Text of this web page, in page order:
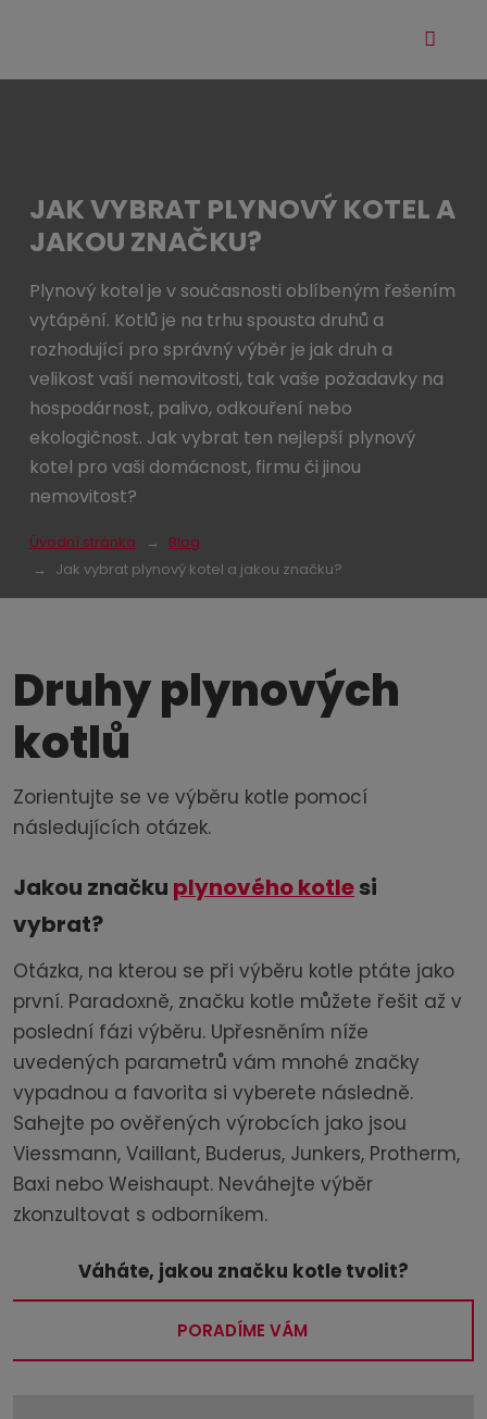
JAK VYBRAT PLYNOVÝ KOTEL A
JAKOU ZNAČKU?
Plynový kotel je v současnosti oblíbeným řešením
vytápění. Kotlů je na trhu spousta druhů a
rozhodující pro správný výběr je jak druh a
velikost vaší nemovitosti, tak vaše požadavky na
hospodárnost, palivo, odkouření nebo
ekologičnost. Jak vybrat ten nejlepší plynový
kotel pro vaši domácnost, firmu či jinou
nemovitost?
Úvodní stránka
Blog
Jak vybrat plynový kotel a jakou značku?
Druhy plynových
kotlů
Zorientujte se ve výběru kotle pomocí
následujících otázek.
Jakou značku plynového kotlesi
vybrat?
Otázka, na kterou se při výběru kotle ptáte jako
první. Paradoxně, značku kotle můžete řešit až v
poslední fázi výběru. Upřesněním níže
uvedených parametrů vám mnohé značky
vypadnou a favorita si vyberete následně.
Sahejte po ověřených výrobcích jako jsou
Viessmann, Vaillant, Buderus, Junkers, Protherm,
Baxi nebo Weishaupt. Neváhejte výběr
zkonzultovat s odborníkem.
Váháte, jakou značku kotle tvolit?
PORADÍME VÁM